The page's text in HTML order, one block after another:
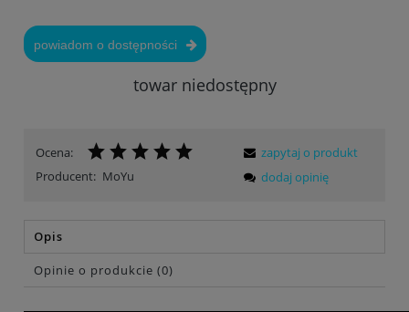
powiadom o dostępności
towar niedostępny
Ocena:
Producent: MoYu
zapytaj o produkt
dodaj opinię
Opis
Opinie o produkcie (0)